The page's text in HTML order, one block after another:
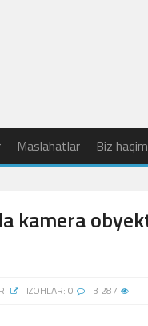
Maslahatlar Biz
kamera
IZOHLAR: 0 3 287